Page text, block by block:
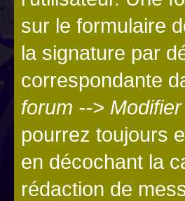
sur le formulaire
la signature par
correspondante
forum -->
pourrez toujours
en décochant la
rédaction de